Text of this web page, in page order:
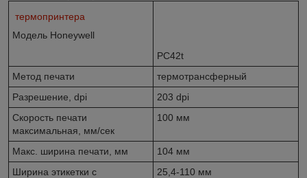
термопринтера
Модель Honeywell
PC42t
Метод печати
термотрансферный
Разрешение, dpi
203 dpi
Скорость печати
максимальная, мм/сек
100 мм
Макс. ширина печати, мм
104 мм
Ширина этикетки с
25,4-110 мм